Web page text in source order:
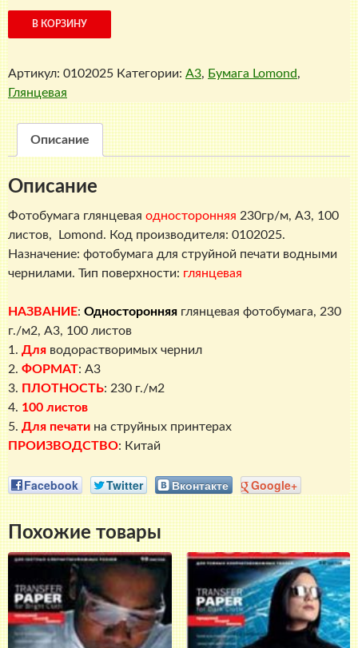
Количество
товара
Глянцевая
фотобумага,
230
г./
м2,
A3,
100
листов,
Lomond
В КОРЗИНУ
Артикул: 0102025 Категории: A3, Бумага Lomond,
Глянцевая
Описание
Описание
Фотобумага глянцевая односторонняя 230гр/м, A3, 100
листов, Lomond. Код производителя: 0102025.
Назначение: фотобумага для струйной печати водными
чернилами. Тип поверхности: глянцевая
НАЗВАНИЕ: Односторонняя глянцевая фотобумага, 230
г./м2, A3, 100 листов
1. Для водорастворимых чернил
2. ФОРМАТ: A3
3. ПЛОТНОСТЬ: 230 г./м2
4. 100 листов
5. Для печати на струйных принтерах
ПРОИЗВОДСТВО: Китай
Facebook Twitter Вконтакте Google+
Похожие товары